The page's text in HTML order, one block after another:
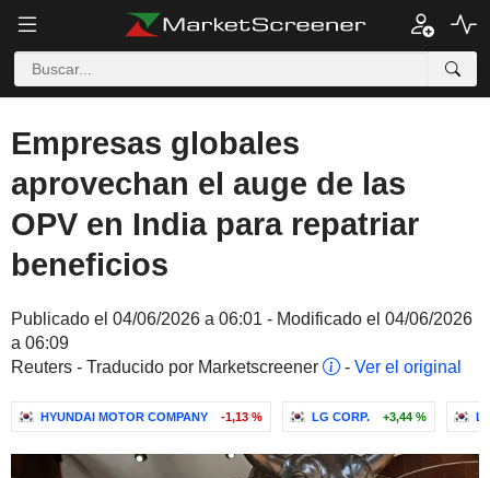
Empresas globales
aprovechan el auge de las
OPV en India para repatriar
beneficios
Publicado el 04/06/2026 a 06:01 - Modificado el 04/06/2026
a 06:09
Reuters - Traducido por Marketscreener
- Ver el original
HYUNDAI MOTOR COMPANY -1,13 % LG CORP. +3,44 %